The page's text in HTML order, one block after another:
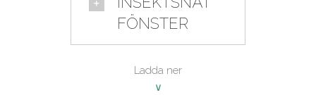
FÖNSTER
Ladda ner
∨